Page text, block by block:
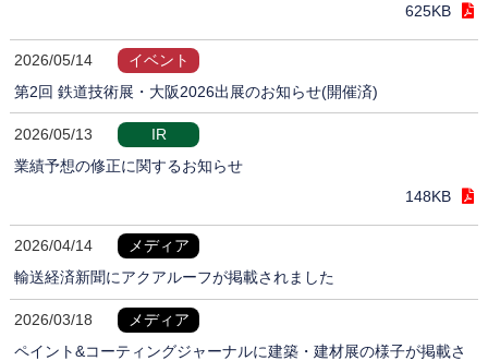
625KB
2026/05/14
イベント
第2回 鉄道技術展・大阪2026出展のお知らせ(開催済)
2026/05/13
IR
業績予想の修正に関するお知らせ
148KB
2026/04/14
メディア
輸送経済新聞にアクアルーフが掲載されました
2026/03/18
メディア
ペイント&コーティングジャーナルに建築・建材展の様子が掲載さ